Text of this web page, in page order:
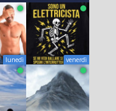
lunedì venerdì